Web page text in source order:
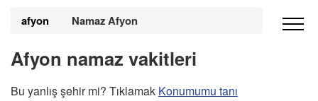
afyon Namaz Afyon
Afyon namaz vakitleri
Bu yanlış şehir mi? Tıklamak Konumumu tanı